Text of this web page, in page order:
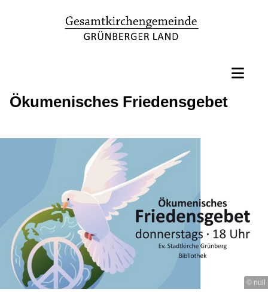
Ökumenisches Friedensgebet
© null